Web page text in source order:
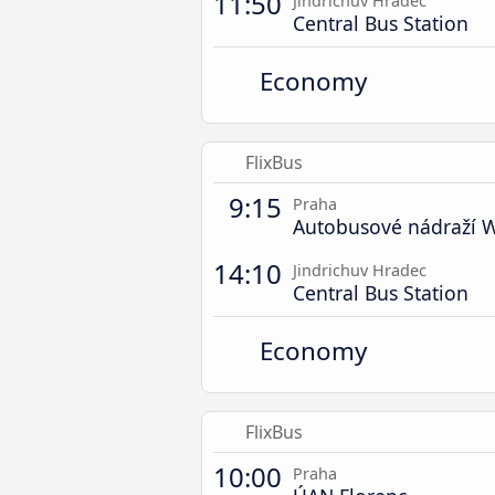
Central Bus Station
Economy
FlixBus
9:15 Praha
Autobusové nádraží
14:10 Jindrichuv Hradec
Central Bus Station
Economy
FlixBus
10:00 Praha